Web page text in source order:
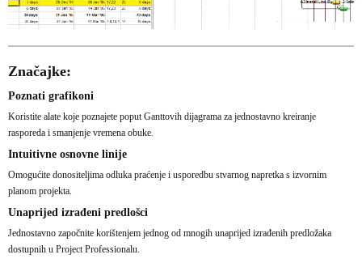
Značajke:
Poznati grafikoni
Koristite alate koje poznajete poput Ganttovih dijagrama za jednostavno kreiranje
rasporeda i smanjenje vremena obuke.
Intuitivne osnovne linije
Omogućite donositeljima odluka praćenje i usporedbu stvarnog napretka s izvornim
planom projekta.
Unaprijed izrađeni predlošci
Jednostavno započnite korištenjem jednog od mnogih unaprijed izrađenih predložaka
dostupnih u Project Professionalu.